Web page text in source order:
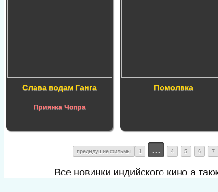
Слава водам Ганга
Приянка Чопра
Помолвка
предыдушие фильмы 1 ... 4 5 6 7
Все новинки индийского кино а